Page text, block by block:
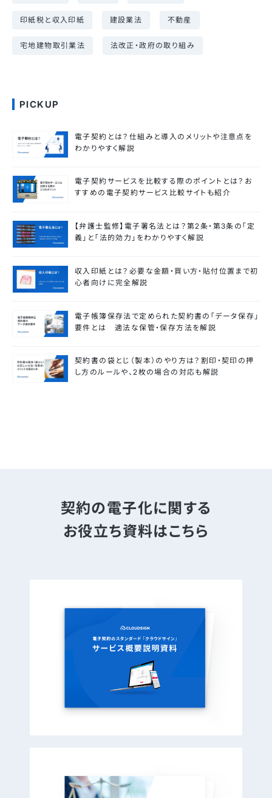
印紙税と収入印紙 建設業法 不動産
宅地建物取引業法 法改正・政府の取り組み
PICKUP
電子契約とは？仕組みと導入のメリットや注意点を
わかりやすく解説
電子契約サービスを比較する際のポイントとは？お
すすめの電子契約サービス比較サイトも紹介
【弁護士監修】電子署名法とは？第2条・第3条の「定
義」と「法的効力」をわかりやすく解説
収入印紙とは？必要な金額・買い方・貼付位置まで初
心者向けに完全解説
電子帳簿保存法で定められた契約書の「データ保存」
要件とは 適法な保管・保存方法を解説
契約書の袋とじ（製本）のやり方は？割印・契印の押
し方のルールや、2枚の場合の対応も解説
契約の電子化に関する
お役立ち資料はこちら